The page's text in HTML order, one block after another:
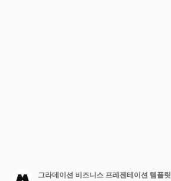
그라데이션 비즈니스 프레젠테이션 템플릿